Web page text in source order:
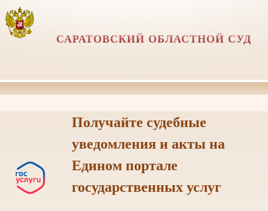
САРАТОВСКИЙ ОБЛАСТНОЙ СУД
Получайте судебные
уведомления и акты на
Едином портале
государственных услуг